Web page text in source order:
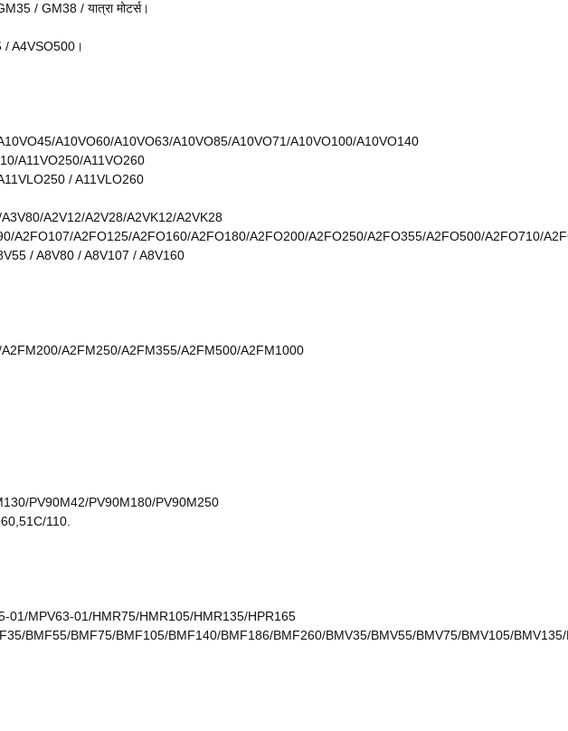
/ GM38 / यात्रा मोटर्स।
/ A4VSO500।
A10VO60/A10VO63/A10VO85/A10VO71/A10VO100/A10VO140
A11VO250/A11VO260
/ A11VLO260
A2V12/A2V28/A2VK12/A2VK28
A2FO125/A2FO160/A2FO180/A2FO200/A2FO250/A2FO355/A2FO500/A2FO710/
/ A8V80 / A8V107 / A8V160
A2FM250/A2FM355/A2FM500/A2FM1000
PV90M42/PV90M180/PV90M250
110.
01/MPV63-01/HMR75/HMR105/HMR135/HPR165
BMF55/BMF75/BMF105/BMF140/BMF186/BMF260/BMV35/BMV55/BMV75/BMV105/